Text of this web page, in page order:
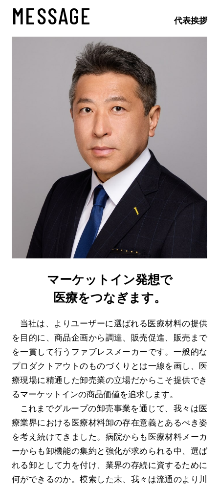
MESSAGE 代表挨拶
マーケットイン発想で
医療をつなぎます。
当社は、よりユーザーに選ばれる医療材料の提供
を目的に、商品企画から調達、販売促進、販売まで
を一貫して行うファブレスメーカーです。一般的な
プロダクトアウトのものづくりとは一線を画し、医
療現場に精通した卸売業の立場だからこそ提供でき
るマーケットインの商品価値を追求します。
これまでグループの卸売事業を通じて、我々は医
療業界における医療材料卸の存在意義とあるべき姿
を考え続けてきました。病院からも医療材料メーカ
ーからも卸機能の集約と強化が求められる中、選ば
れる卸として力を付け、業界の存続に資するために
何ができるのか。模索した末、我々は流通のより川